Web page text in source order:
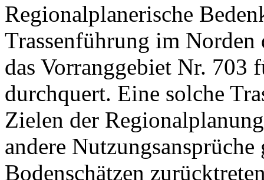
Regionalplanerische
Trassenführung im
das Vorranggebiet Nr. 703
durchquert. Eine solche
Zielen der
andere
Bodenschätzen